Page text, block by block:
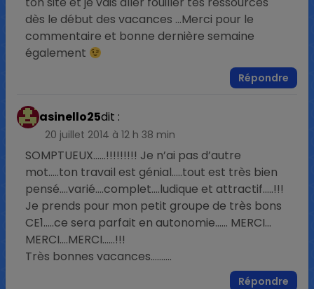
dès le début des vacances …Merci pour le
commentaire et bonne dernière semaine
également
Répondre
asinello25dit :
20 juillet 2014 à 12 h 38 min
SOMPTUEUX……!!!!!!!!! Je n’ai pas d’autre
mot…..ton travail est génial…..tout est très bien
pensé….varié….complet….ludique et attractif…..!!!
Je prends pour mon petit groupe de très bons
CE1…..ce sera parfait en autonomie…… MERCI…
MERCI….MERCI……!!!
Très bonnes vacances……….
Répondre